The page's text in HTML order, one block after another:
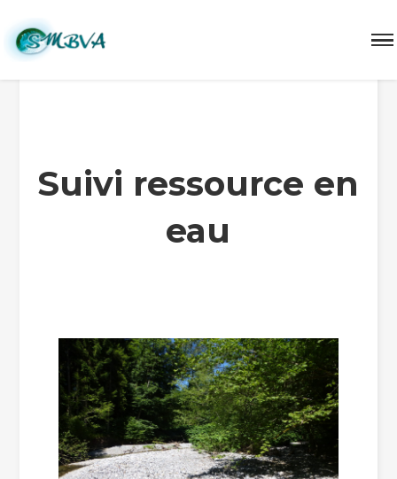
Enquête d'eau SMBVA ressource eau Arly
Suivi ressource en
eau